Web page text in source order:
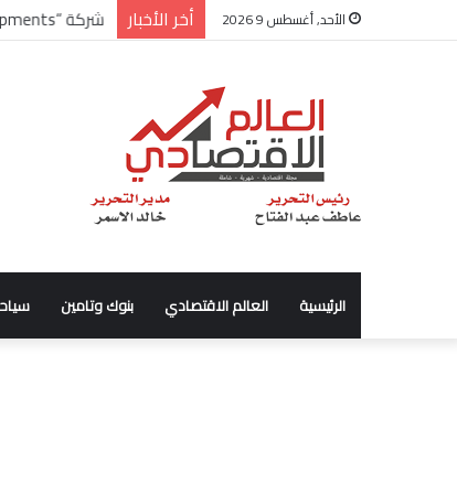
الأحد, أغسطس 9 2026 أخر الأخبار شركة “Scope Developments” تعلن تولي أحمد كمال عيسى منصب الرئيس التنفيذي للقطاع التجاري
الرئيسية العالم الاقتصادي بنوك وتامين